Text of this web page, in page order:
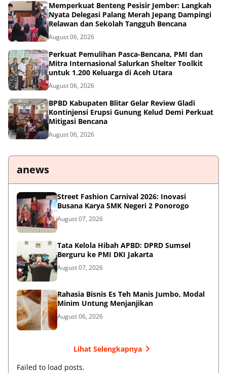
Memperkuat Benteng Pesisir Jember: Langkah
Nyata Delegasi Palang Merah Jepang Dampingi
Relawan dan Sekolah Tangguh Bencana
August 06, 2026
Perkuat Pemulihan Pasca-Bencana, PMI dan
Mitra Internasional Salurkan Shelter Toolkit
untuk 1.200 Keluarga di Aceh Utara
August 06, 2026
BPBD Kabupaten Blitar Gelar Review Gladi
Kontinjensi Erupsi Gunung Kelud Demi Perkuat
Mitigasi Bencana
August 06, 2026
anews
Street Fashion Carnival 2026: Inovasi
Busana Karya SMK Negeri 2 Ponorogo
August 07, 2026
Tata Kelola Hibah APBD: DPRD Sumsel
Berguru ke PMI DKI Jakarta
August 07, 2026
Rahasia Bisnis Es Teh Manis Jumbo, Modal
Minim Untung Menjanjikan
August 06, 2026
Lihat Selengkapnya
Failed to load posts.